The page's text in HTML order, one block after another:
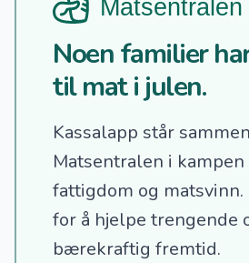
Noen familier
til mat i julen.
Kassalapp står
Matsentralen i
fattigdom og matsvinn.
for å hjelpe trengende
bærekraftig fremtid.